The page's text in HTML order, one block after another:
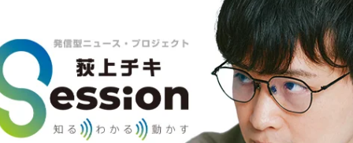
会社情報